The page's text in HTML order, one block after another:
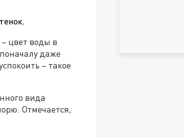
цвет воды в
даже
– такое
вида
Отмечается,